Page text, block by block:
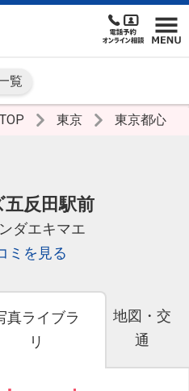
覧
東京 東京都心
反田駅前
ダエキマエ
ミを見る
真ライブラ
リ
地図・交
通